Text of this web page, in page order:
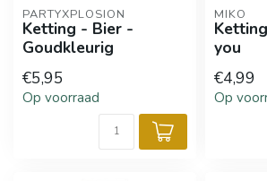
PARTYXPLOSION
Ketting - Bier -
Goudkleurig
€5,95
Op voorraad
MIKO
you
€4,99
Op